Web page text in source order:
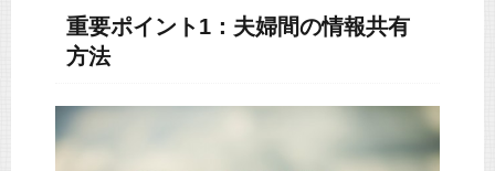
重要ポイント1：夫婦間の情報共有
方法